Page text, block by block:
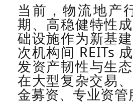
当前，物流地产
期、高稳健特性
础设施作为新基
次机构间 REITs
发资产韧性与生
在大型复杂交易
金募资、专业资